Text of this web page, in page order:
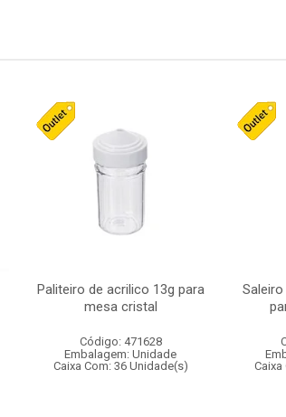
Paliteiro de acrilico 13g para
mesa cristal
Código: 471628
Embalagem: Unidade
Caixa Com: 36 Unidade(s)
Caixa